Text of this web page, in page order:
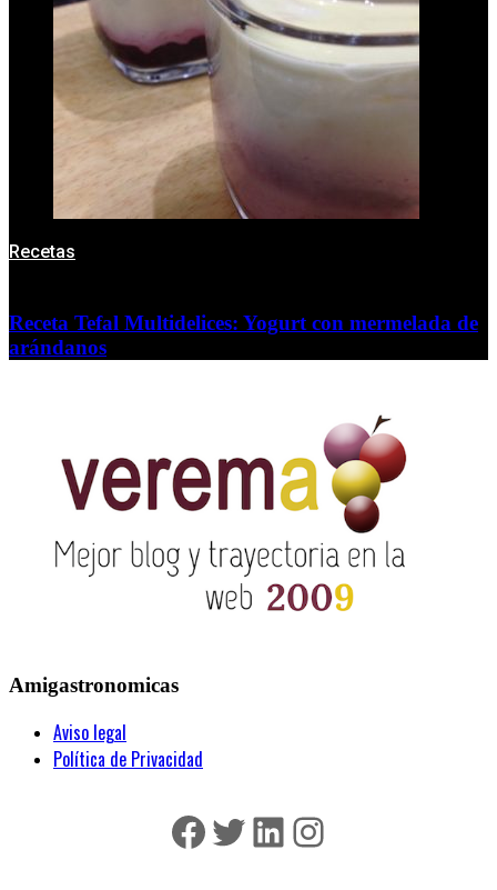
Recetas
Receta Tefal Multidelices: Yogurt con mermelada de
arándanos
Amigastronomicas
Aviso legal
Política de Privacidad
Facebook
Twitter
LinkedIn
Instagram